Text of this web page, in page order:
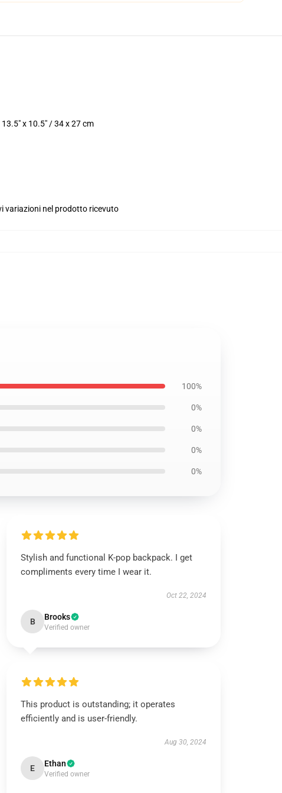
x 10.5" / 34 x 27 cm
variazioni nel prodotto ricevuto
100%
0%
0%
0%
0%
Stylish and functional K-pop backpack. I get
compliments every time I wear it.
Oct 22, 2024
B Brooks
Verified owner
This product is outstanding; it operates
efficiently and is user-friendly.
Aug 30, 2024
E Ethan
Verified owner